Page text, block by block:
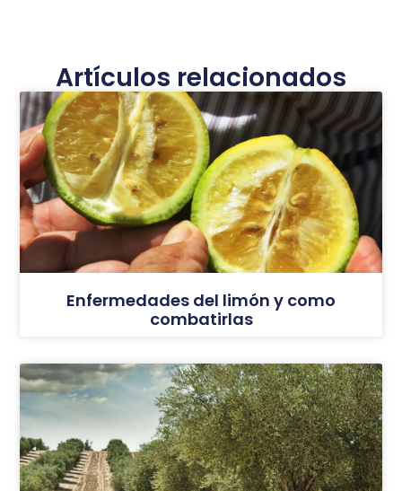
Artículos relacionados
Enfermedades del limón y como
combatirlas